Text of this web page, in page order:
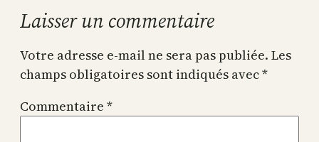
Laisser un commentaire
Votre adresse e-mail ne sera pas publiée. Les
champs obligatoires sont indiqués avec*
Commentaire *